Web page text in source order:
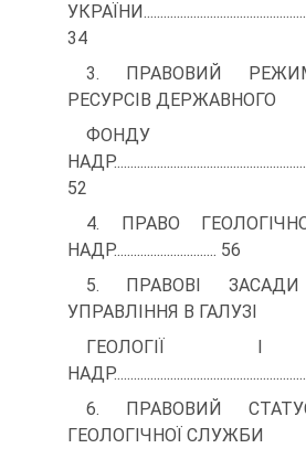
34
3. ПРАВОВИЙ
РЕСУРСІВ ДЕРЖАВНОГО
ФОНДУ
52
4. ПРАВО
НАДР............................... 56
5. ПРАВОВІ
УПРАВЛІННЯ В ГАЛУЗІ
ГЕОЛОГІЇ І
6. ПРАВОВИЙ
ГЕОЛОГІЧНОЇ СЛУЖБИ